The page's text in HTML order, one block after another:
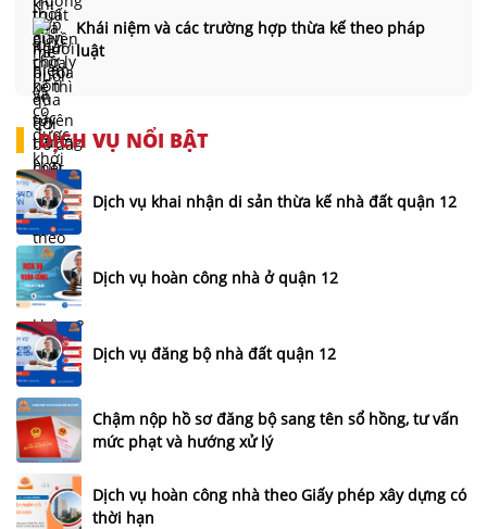
Khái niệm và các trường hợp thừa kế theo pháp
luật
DỊCH VỤ NỔI BẬT
Dịch vụ khai nhận di sản thừa kế nhà đất quận 12
Dịch vụ hoàn công nhà ở quận 12
Dịch vụ đăng bộ nhà đất quận 12
Chậm nộp hồ sơ đăng bộ sang tên sổ hồng, tư vấn
mức phạt và hướng xử lý
Dịch vụ hoàn công nhà theo Giấy phép xây dựng có
thời hạn